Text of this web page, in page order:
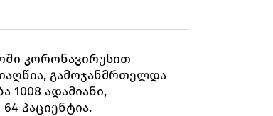
კორონავირუსით
გამოჯანმრთელდა
1008 ადამიანი,
პაციენტია.